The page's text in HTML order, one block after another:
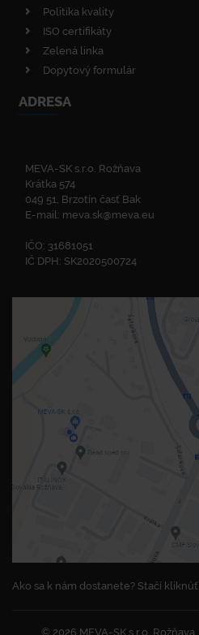
Politika kvality
ISO certifikáty
Zelená linka
Dopytový formulár
ADRESA
MEVA-SK s.r.o. Rožňava
Krátka 574
049 51, Brzotín časť Bak
E-mail: meva.sk@meva.eu
IČO: 31681051
IČ DPH: SK2020500724
Ako sa k nám dostanete? Stačí kliknúť.
© 2026 MEVA-SK s.r.o. Rožňava